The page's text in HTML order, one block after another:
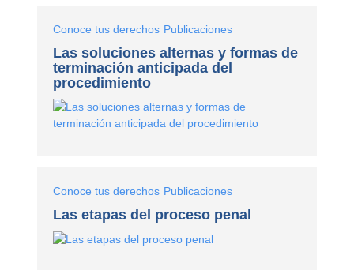
Conoce tus derechos Publicaciones
Las soluciones alternas y formas de
terminación anticipada del
procedimiento
Conoce tus derechos Publicaciones
Las etapas del proceso penal